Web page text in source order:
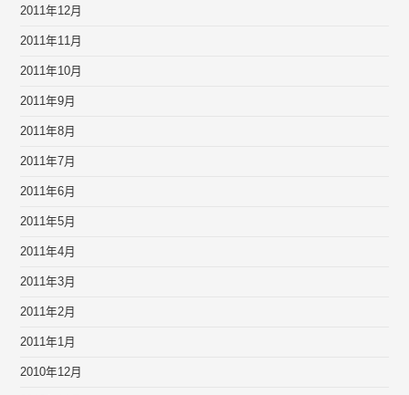
2011年12月
2011年11月
2011年10月
2011年9月
2011年8月
2011年7月
2011年6月
2011年5月
2011年4月
2011年3月
2011年2月
2011年1月
2010年12月